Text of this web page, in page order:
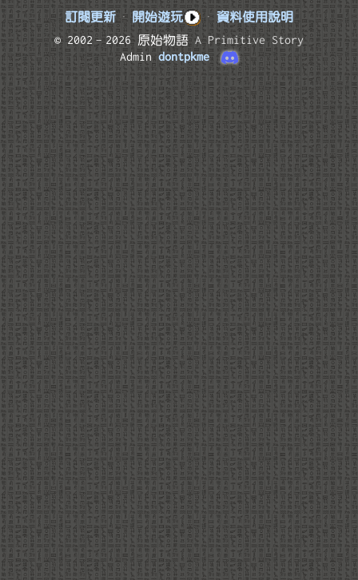
訂閱更新 · 開始遊玩 · 資料使用說明
© 2002–2026 原始物語 A Primitive Story
Admin dontpkme